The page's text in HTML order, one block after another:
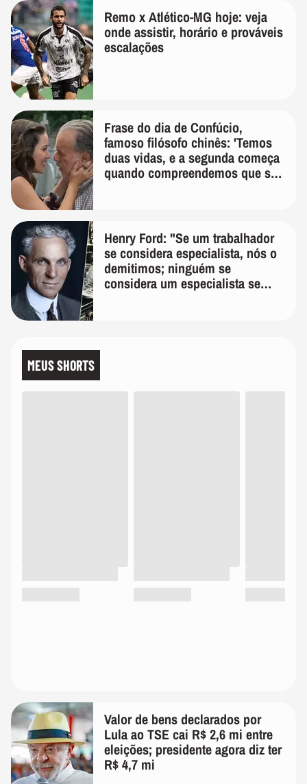
Remo x Atlético-MG hoje: veja
onde assistir, horário e prováveis
escalações
Frase do dia de Confúcio,
famoso filósofo chinês: 'Temos
duas vidas, e a segunda começa
quando compreendemos que só
Henry Ford: "Se um trabalhador
se considera especialista, nós o
demitimos; ninguém se
considera um especialista se
MEUS SHORTS
Valor de bens declarados por
Lula ao TSE cai R$ 2,6 mi entre
eleições; presidente agora diz ter
R$ 4,7 mi